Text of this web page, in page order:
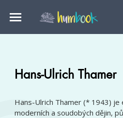
Hans-Ulrich Thamer
Hans-Ulrich Thamer (* 1943)
moderních a soudobých dějin,